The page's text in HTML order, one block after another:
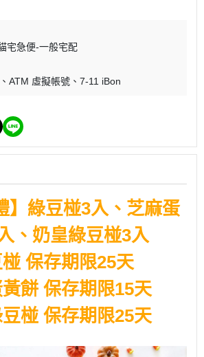
宅急便-一般宅配
ATM 虛擬帳號 7-11 iBon
】綠豆椪3入、芝麻蛋
、奶皇綠豆椪3入
保存期限25天
餅保存期限15天
椪 保存期限25天